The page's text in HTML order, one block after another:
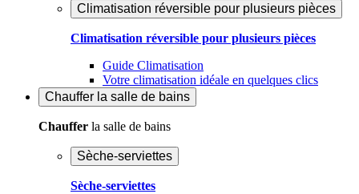
Climatisation réversible pour plusieurs pièces
Climatisation réversible pour plusieurs pièces
Guide Climatisation
Votre climatisation idéale en quelques clics
Chauffer la salle de bains
Chauffer la salle de bains
Sèche-serviettes
Sèche-serviettes